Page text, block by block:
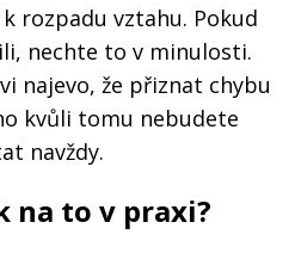
rozpadu vztahu. Pokud
nechte to v minulosti.
najevo, že přiznat chybu
kvůli tomu nebudete
navždy.
na to v praxi?